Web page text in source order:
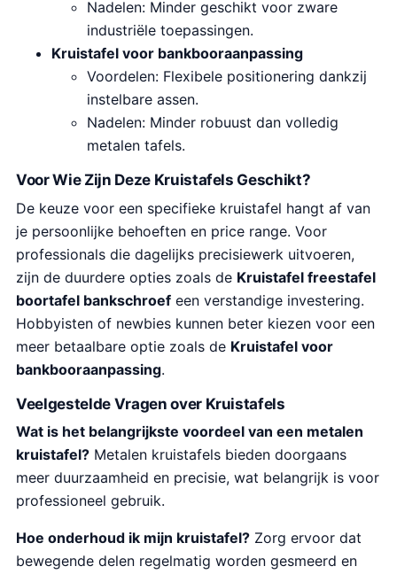
Nadelen: Minder geschikt voor zware
industriële toepassingen.
Kruistafel voor bankbooraanpassing
Voordelen: Flexibele positionering dankzij
instelbare assen.
Nadelen: Minder robuust dan volledig
metalen tafels.
Voor Wie Zijn Deze Kruistafels Geschikt?
De keuze voor een specifieke kruistafel hangt af van
je persoonlijke behoeften en price range. Voor
professionals die dagelijks precisiewerk uitvoeren,
zijn de duurdere opties zoals de Kruistafel freestafel
boortafel bankschroef een verstandige investering.
Hobbyisten of newbies kunnen beter kiezen voor een
meer betaalbare optie zoals de Kruistafel voor
bankbooraanpassing.
Veelgestelde Vragen over Kruistafels
Wat is het belangrijkste voordeel van een metalen
kruistafel? Metalen kruistafels bieden doorgaans
meer duurzaamheid en precisie, wat belangrijk is voor
professioneel gebruik.
Hoe onderhoud ik mijn kruistafel? Zorg ervoor dat
bewegende delen regelmatig worden gesmeerd en